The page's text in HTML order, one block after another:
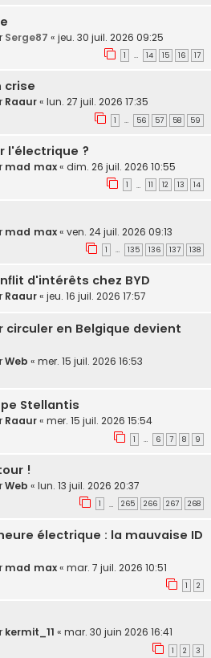
Serge87 « jeu. 30 juil. 2026 09:25
1 … 14 15 16 17
crise
Raaur« lun. 27 juil. 2026 17:35
1 … 56 57 58 59
l'électrique ?
mad max« dim. 26 juil. 2026 10:55
1 … 11 12 13 14
mad max« ven. 24 juil. 2026 09:13
1 … 135 136 137 138
d'intérêts chez BYD
Raaur« jeu. 16 juil. 2026 17:57
circuler en Belgique devient
Web « mer. 15 juil. 2026 16:53
Stellantis
Raaur« mer. 15 juil. 2026 15:54
1 … 6 7 8 9
!
Web « lun. 13 juil. 2026 20:37
1 … 265 266 267 268
électrique : la mauvaise ID
mad max« mar. 7 juil. 2026 10:51
1 2
kermit_11 « mar. 30 juin 2026 16:41
1 2 3